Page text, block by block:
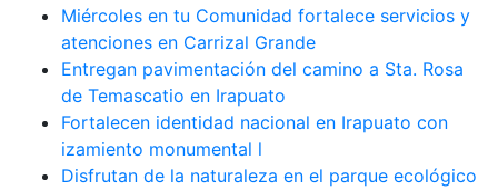
Miércoles en tu Comunidad fortalece servicios y
atenciones en Carrizal Grande
Entregan pavimentación del camino a Sta. Rosa
de Temascatio en Irapuato
Fortalecen identidad nacional en Irapuato con
izamiento monumental l
Disfrutan de la naturaleza en el parque ecológico